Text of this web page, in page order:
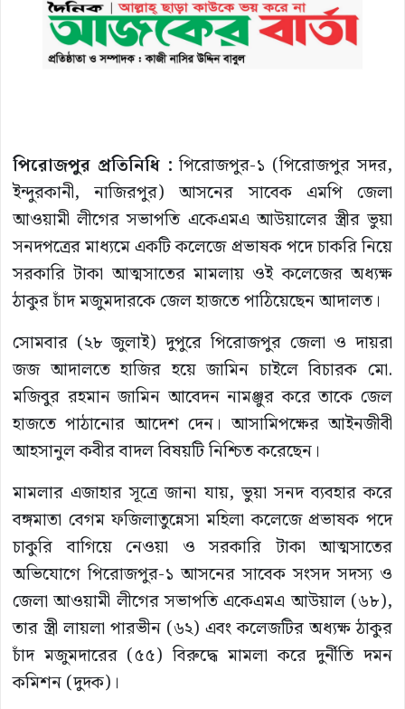
পিরোজপুর প্রতিনিধি : ‎পিরোজপুর-১ (পিরোজপুর সদর,
ইন্দুরকানী, নাজিরপুর) আসনের সাবেক এমপি জেলা
আওয়ামী লীগের সভাপতি একেএমএ আউয়ালের স্ত্রীর ভুয়া
সনদপত্রের মাধ্যমে একটি কলেজে প্রভাষক পদে চাকরি নিয়ে
সরকারি টাকা আত্মসাতের মামলায় ওই কলেজের অধ্যক্ষ
ঠাকুর চাঁদ মজুমদারকে জেল হাজতে পাঠিয়েছেন আদালত।
সোমবার (২৮ জুলাই) দুপুরে পিরোজপুর জেলা ও দায়রা
জজ আদালতে হাজির হয়ে জামিন চাইলে বিচারক মো.
মজিবুর রহমান জামিন আবেদন নামঞ্জুর করে তাকে জেল
হাজতে পাঠানোর আদেশ দেন। আসামিপক্ষের আইনজীবী
আহসানুল কবীর বাদল বিষয়টি নিশ্চিত করেছেন।
‎মামলার এজাহার সূত্রে জানা যায়, ভুয়া সনদ ব্যবহার করে
বঙ্গমাতা বেগম ফজিলাতুন্নেসা মহিলা কলেজে প্রভাষক পদে
চাকুরি বাগিয়ে নেওয়া ও সরকারি টাকা আত্মসাতের
অভিযোগে পিরোজপুর-১ আসনের সাবেক সংসদ সদস্য ও
জেলা আওয়ামী লীগের সভাপতি একেএমএ আউয়াল (৬৮),
তার স্ত্রী লায়লা পারভীন (৬২) এবং কলেজটির অধ্যক্ষ ঠাকুর
চাঁদ মজুমদারের (৫৫) বিরুদ্ধে মামলা করে দুর্নীতি দমন
কমিশন (দুদক)।